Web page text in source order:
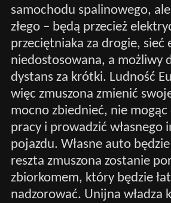
samochodu spalinowego,
złego – będą przecież
przeciętniaka za drogie, sieć
niedostosowana, a możliwy
dystans za krótki. Ludność
więc zmuszona zmienić
mocno zbiednieć, nie
pracy i prowadzić własnego
pojazdu. Własne auto
reszta zmuszona zostanie
zbiorkomem, który będzie
nadzorować. Unijna władza